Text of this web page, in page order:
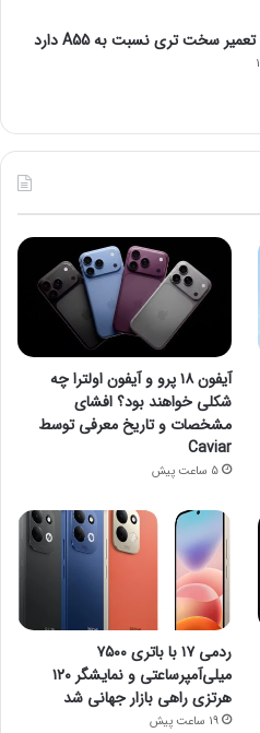
آیفون ۱۸ پرو و آیفون اولترا چه
شکلی خواهند بود؟ افشای
مشخصات و تاریخ معرفی توسط
Caviar
5 ساعت پیش
ردمی ۱۷ با باتری ۷۵۰۰
میلی‌آمپرساعتی و نمایشگر ۱۲۰
هرتزی راهی بازار جهانی شد
19 ساعت پیش